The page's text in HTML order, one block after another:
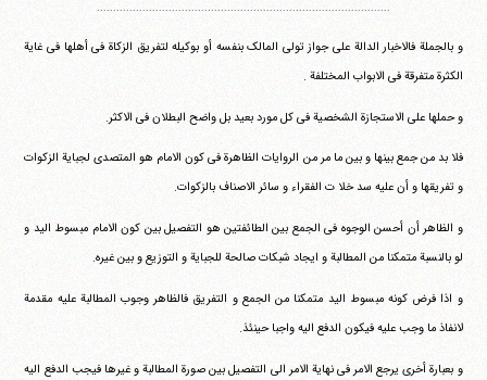
..........................................................................................
و بالجملة فالاخبار الدالة علی جواز تولی المالک بنفسه أو بوکیله لتفریق الزکاة فی أهلها فی غایة
الکثرة متفرقة فی الابواب المختلفة .
و حملها علی الاستجازة الشخصیة فی کل مورد بعید بل واضح البطلان فی الاکثر.
فلا بد من جمع بینها و بین ما مر من الروایات الظاهرة فی کون الامام هو المتصدی لجبایة الزکوات
و تفریقها و أن علیه سد خلا ت الفقراء و سائر الاصناف بالزکوات.
و الظاهر أن أحسن الوجوه فی الجمع بین الطائفتین هو التفصیل بین کون الامام مبسوط الید و
لو بالنسبة متمکنا من المطالبة و ایجاد شبکات صالحة للجبایة و التوزیع و بین غیره.
و اذا فرض کونه مبسوط الید متمکنا من الجمع و التفریق فالظاهر وجوب المطالبة علیه مقدمة
لانفاذ ما وجب علیه فیکون الدفع الیه واجبا حینئذ.
و بعبارة أخری یرجع الامر فی نهایة الامر الی التفصیل بین صورة المطالبة و غیرها فیجب الدفع الیه